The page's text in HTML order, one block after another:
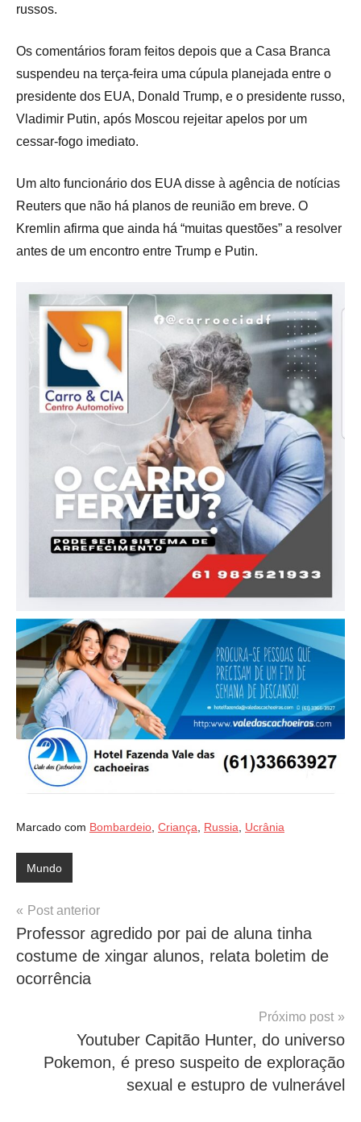
russos.
Os comentários foram feitos depois que a Casa Branca
suspendeu na terça-feira uma cúpula planejada entre o
presidente dos EUA, Donald Trump, e o presidente russo,
Vladimir Putin, após Moscou rejeitar apelos por um
cessar-fogo imediato.
Um alto funcionário dos EUA disse à agência de notícias
Reuters que não há planos de reunião em breve. O
Kremlin afirma que ainda há “muitas questões” a resolver
antes de um encontro entre Trump e Putin.
Marcado com Bombardeio, Criança, Russia, Ucrânia
Mundo
Navegação
de
Post
Post anterior
Professor agredido por pai de aluna tinha
costume de xingar alunos, relata boletim de
ocorrência
Próximo post
Youtuber Capitão Hunter, do universo
Pokemon, é preso suspeito de exploração
sexual e estupro de vulnerável